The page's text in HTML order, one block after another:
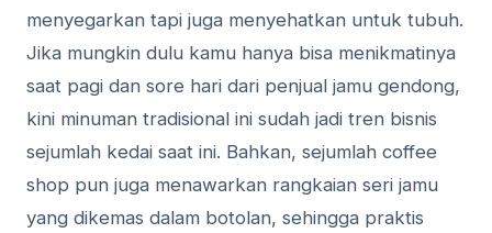
menyegarkan tapi juga menyehatkan untuk tubuh.
Jika mungkin dulu kamu hanya bisa menikmatinya
saat pagi dan sore hari dari penjual jamu gendong,
kini minuman tradisional ini sudah jadi tren bisnis
sejumlah kedai saat ini. Bahkan, sejumlah coffee
shop pun juga menawarkan rangkaian seri jamu
yang dikemas dalam botolan, sehingga praktis